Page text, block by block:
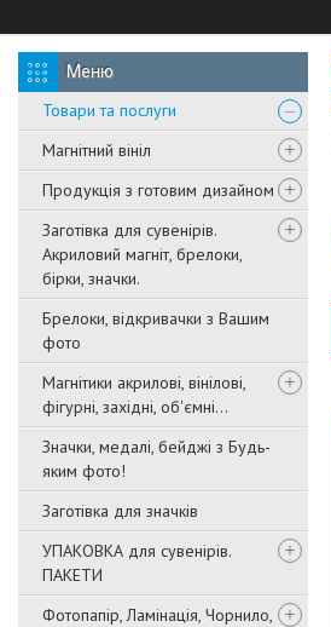
Товари та послуги
Магнітний вініл
Продукція з готовим дизайном
Заготівка для сувенірів.
Акриловий магніт, брелоки,
бірки, значки.
Брелоки, відкривачки з Вашим
фото
Магнітики акрилові, вінілові,
фігурні, західні, об'ємні...
Значки, медалі, бейджі з Будь-
яким фото!
Заготівка для значків
УПАКОВКА для сувенірів.
ПАКЕТИ
Фотопапір, Ламінація, Чорнило,